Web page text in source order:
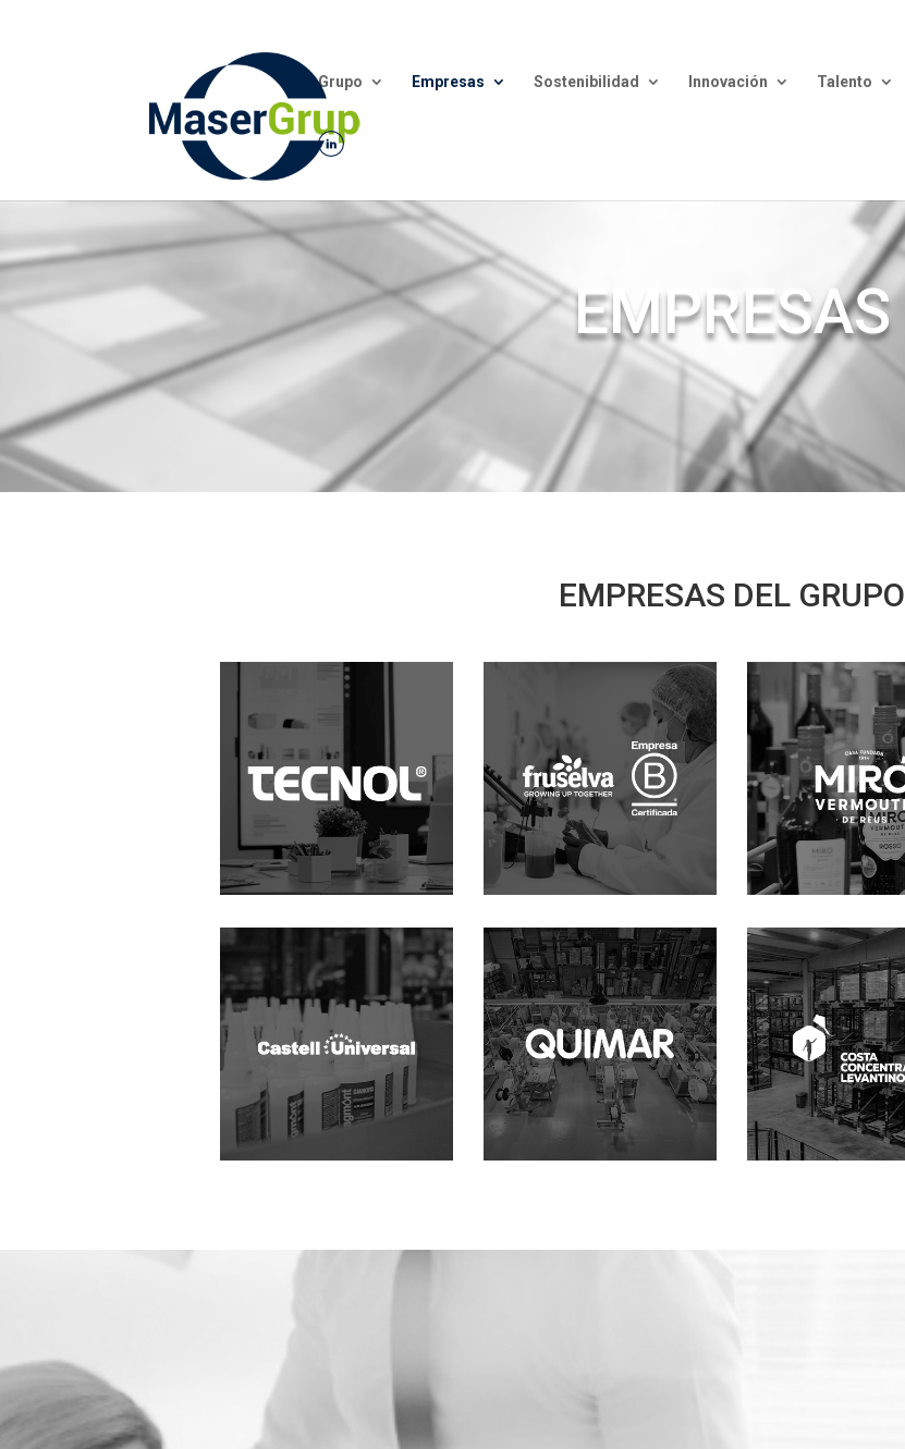
Grupo Empresas Sostenibilidad Innovación Talento
EMPRESAS
EMPRESAS DEL GRUPO